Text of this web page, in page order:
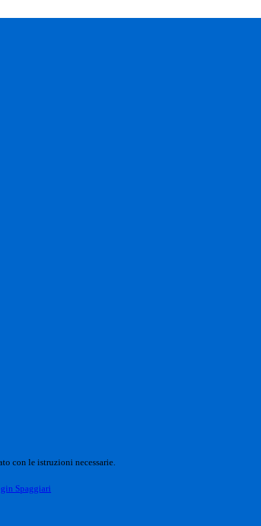
con le istruzioni necessarie.
Spaggiari